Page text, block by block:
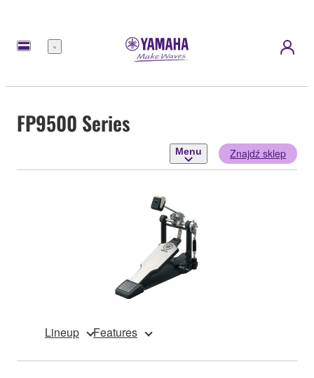
Menu
FP9500 Series
Menu Znajdź sklep
Lineup Features